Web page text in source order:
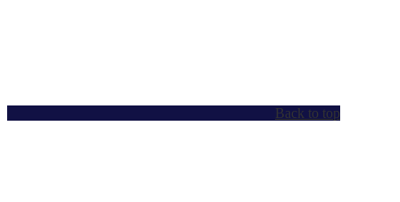
Back to top